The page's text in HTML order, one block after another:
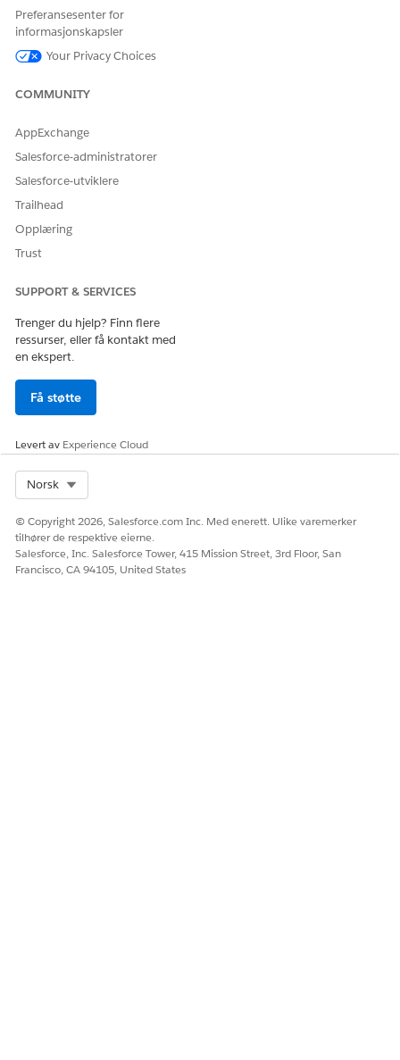
Preferansesenter for
informasjonskapsler
Your Privacy Choices
COMMUNITY
AppExchange
Salesforce-administratorer
Salesforce-utviklere
Trailhead
Opplæring
Trust
SUPPORT & SERVICES
Trenger du hjelp? Finn flere
ressurser, eller få kontakt med
en ekspert.
Få støtte
Levert av Experience Cloud
Norsk
© Copyright 2026, Salesforce.com Inc. Med enerett. Ulike varemerker
tilhører de respektive eierne.
Salesforce, Inc. Salesforce Tower, 415 Mission Street, 3rd Floor, San
Francisco, CA 94105, United States